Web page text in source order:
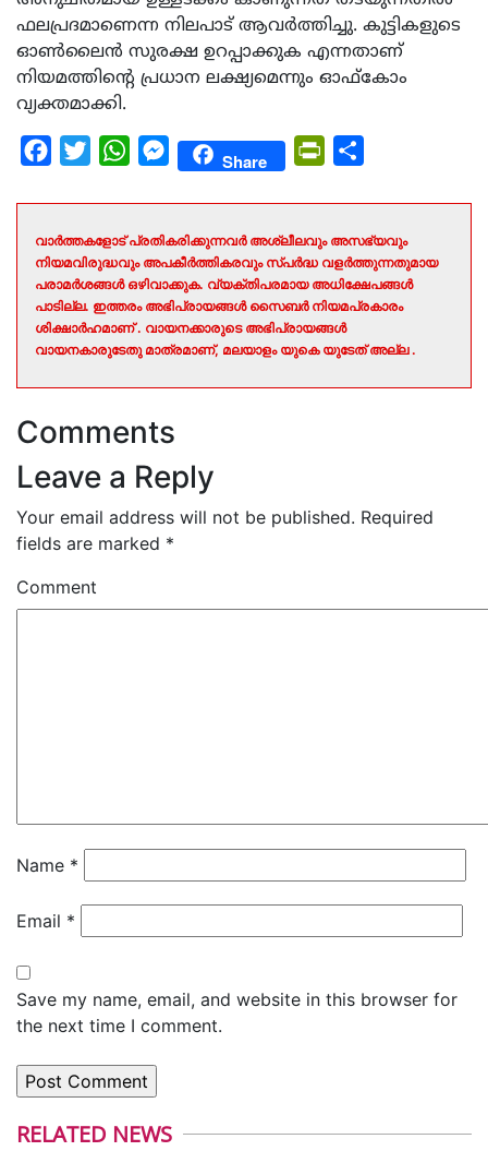
ഫലപ്രദമാണെന്ന നിലപാട് ആവർത്തിച്ചു. കുട്ടികളുടെ
ഓൺലൈൻ സുരക്ഷ ഉറപ്പാക്കുക എന്നതാണ്
നിയമത്തിന്റെ പ്രധാന ലക്ഷ്യമെന്നും ഓഫ്കോം
വ്യക്തമാക്കി.
Facebook
Twitter WhatsAppMessengerShare PrintFriendly
വാർത്തകളോട് പ്രതികരിക്കുന്നവർ അശ്ലീലവും അസഭ്യവും
നിയമവിരുദ്ധവും അപകീർത്തികരവും സ്പർദ്ധ വളർത്തുന്നതുമായ
പരാമർശങ്ങൾ ഒഴിവാക്കുക. വ്യക്തിപരമായ അധിക്ഷേപങ്ങൾ
പാടില്ല. ഇത്തരം അഭിപ്രായങ്ങൾ സൈബർ നിയമപ്രകാരം
ശിക്ഷാർഹമാണ് . വായനക്കാരുടെ അഭിപ്രായങ്ങൾ
വായനകാരുടേതു മാത്രമാണ്, മലയാളം യുകെ യുടേത് അല്ല .
Comments
Leave a Reply
Your email address will not be published. Required
fields are marked *
Comment
Name *
Email *
Save my name, email, and website in this browser for
the next time I comment.
RELATED NEWS